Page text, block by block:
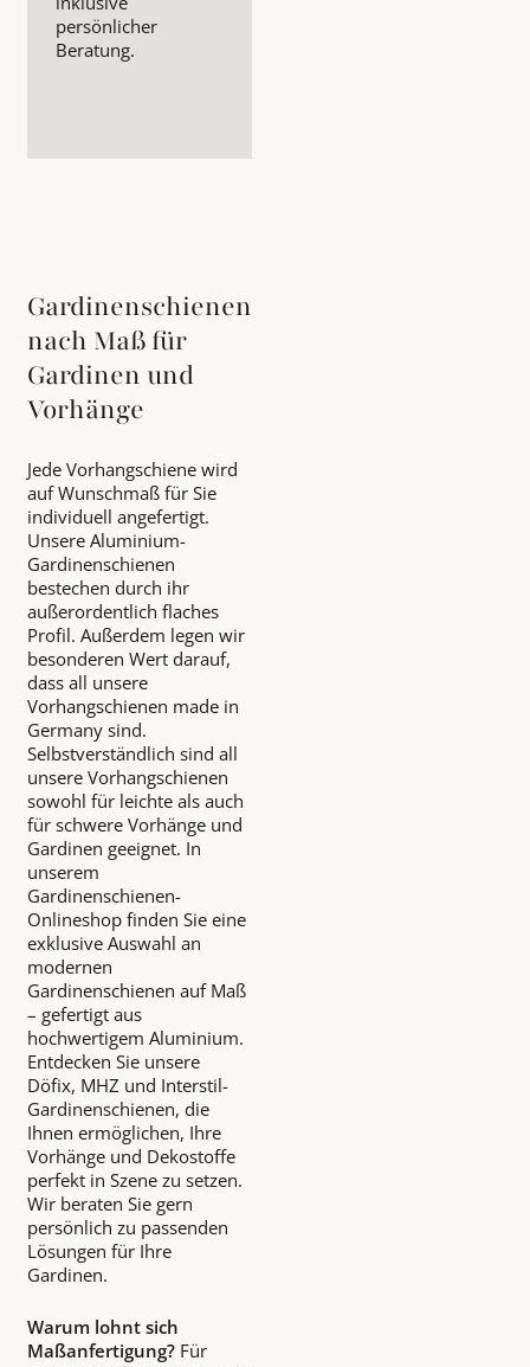
persönlicher
Beratung.
Gardinenschienen
nach Maß für
Gardinen und
Vorhänge
Jede Vorhangschiene wird
auf Wunschmaß für Sie
individuell angefertigt.
Unsere Aluminium-
Gardinenschienen
bestechen durch ihr
außerordentlich flaches
Profil. Außerdem legen wir
besonderen Wert darauf,
dass all unsere
Vorhangschienen made in
Germany sind.
Selbstverständlich sind all
unsere Vorhangschienen
sowohl für leichte als auch
für schwere Vorhänge und
Gardinen geeignet. In
unserem
Gardinenschienen-
Onlineshop finden Sie eine
exklusive Auswahl an
modernen
Gardinenschienen auf Maß
– gefertigt aus
hochwertigem Aluminium.
Entdecken Sie unsere
Döfix, MHZ und Interstil-
Gardinenschienen, die
Ihnen ermöglichen, Ihre
Vorhänge und Dekostoffe
perfekt in Szene zu setzen.
Wir beraten Sie gern
persönlich zu passenden
Lösungen für Ihre
Gardinen.
Warum lohnt sich
Maßanfertigung?Für